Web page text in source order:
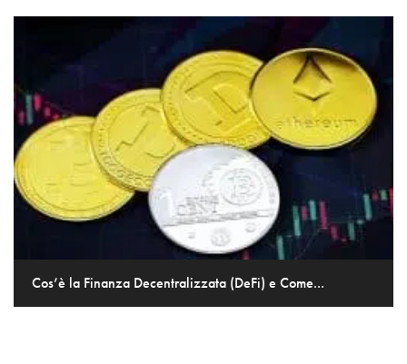
Cos’è la Finanza Decentralizzata (DeFi) e Come...